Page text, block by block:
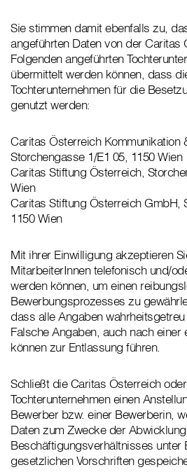
Sie stimmen damit ebenfalls zu,
angeführten Daten von der Caritas
Folgenden angeführten
übermittelt werden können, dass
Tochterunternehmen für die
genutzt werden:
Caritas Österreich Kommunikation
Storchengasse 1/E1 05, 1150 Wien
Caritas Stiftung Österreich,
Wien
Caritas Stiftung Österreich GmbH,
1150 Wien
Mit ihrer Einwilligung akzeptieren
MitarbeiterInnen telefonisch und/
werden können, um einen
Bewerbungsprozesses zu
dass alle Angaben
Falsche Angaben, auch nach einer
können zur Entlassung führen.
Schließt die Caritas Österreich
Tochterunternehmen einen
Bewerber bzw. einer Bewerberin,
Daten zum Zwecke der
Beschäftigungsverhältnisses unter
gesetzlichen Vorschriften